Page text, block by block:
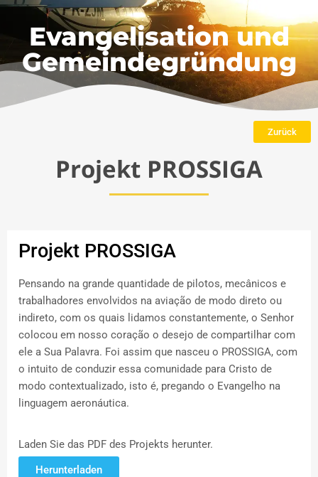
Evangelisation und
Gemeindegründung
Zurück
Projekt PROSSIGA
Projekt PROSSIGA
Pensando na grande quantidade de pilotos, mecânicos e
trabalhadores envolvidos na aviação de modo direto ou
indireto, com os quais lidamos constantemente, o Senhor
colocou em nosso coração o desejo de compartilhar com
ele a Sua Palavra. Foi assim que nasceu o PROSSIGA, com
o intuito de conduzir essa comunidade para Cristo de
modo contextualizado, isto é, pregando o Evangelho na
linguagem aeronáutica.
Laden Sie das PDF des Projekts herunter.
Herunterladen